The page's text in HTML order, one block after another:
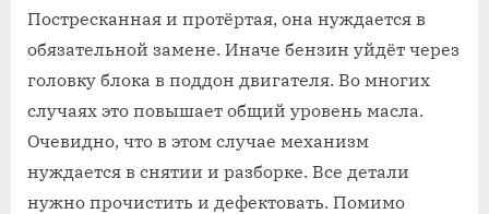
Постресканная и протёртая, она нуждается в
обязательной замене. Иначе бензин уйдёт через
головку блока в поддон двигателя. Во многих
случаях это повышает общий уровень масла.
Очевидно, что в этом случае механизм
нуждается в снятии и разборке. Все детали
нужно прочистить и дефектовать. Помимо